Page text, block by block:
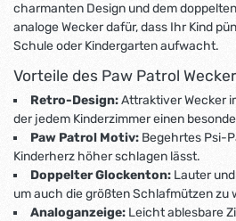
charmanten Design und dem
analoge Wecker dafür, dass Ihr Kind
Schule oder Kindergarten aufwacht.
Vorteile des Paw Patrol
Retro-Design:Attraktiver Wecker
der jedem Kinderzimmer einen
Paw Patrol Motiv: Begehrtes Psi-
Kinderherz höher schlagen lässt.
Doppelter Glockenton: Lauter
um auch die größten Schlafmützen zu
Analoganzeige: Leicht ablesbare